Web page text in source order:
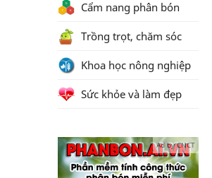
Cẩm nang phân bón
Trồng trọt, chăm sóc
Khoa học nông nghiệp
Sức khỏe và làm đẹp
Ad by CNCT